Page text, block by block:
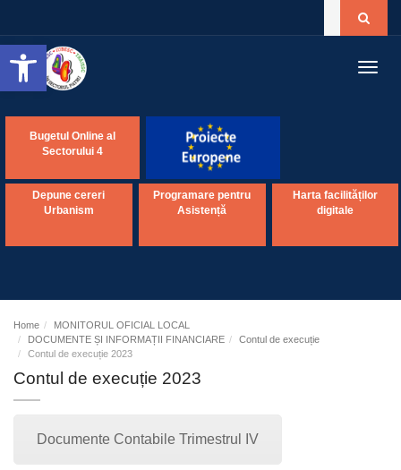
Open toolbar
Bugetul Online al
Sectorului 4
Depune cereri
Urbanism
Programare pentru
Asistență
Harta facilităților
digitale
Home
MONITORUL OFICIAL LOCAL
DOCUMENTE ȘI INFORMAȚII FINANCIARE
Contul de execuție
Contul de execuție 2023
Contul de execuție 2023
Documente Contabile Trimestrul IV